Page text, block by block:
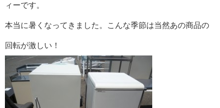
ィーです。
本当に暑くなってきました。こんな季節は当然あの商品の
回転が激しい！